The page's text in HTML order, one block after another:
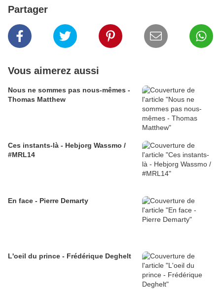
Partager
Vous aimerez aussi
Nous ne sommes pas nous-mêmes -
Thomas Matthew
Ces instants-là - Hebjorg Wassmo /
#MRL14
En face - Pierre Demarty
L'oeil du prince - Frédérique Deghelt